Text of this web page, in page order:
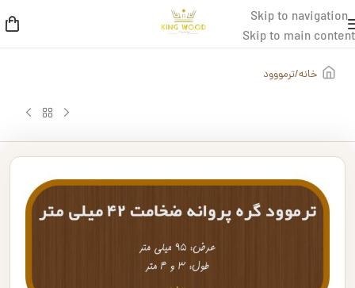
Skip to navigation
Skip to main content
خانه/ترمووود